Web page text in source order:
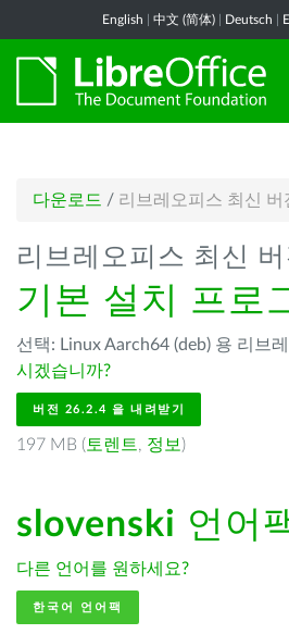
English 中文 (简体) Deutsch
다운로드 / 리브레오피스 최신 버
리브레오피스 최신 버
기본 설치 프로
선택: Linux Aarch64 (deb) 용 리브
시겠습니까?
버전 26.2.4 을 내려받기
197 MB ( 토렌트, 정보 )
slovenski 언어
다른 언어를 원하세요?
한국어 언어팩